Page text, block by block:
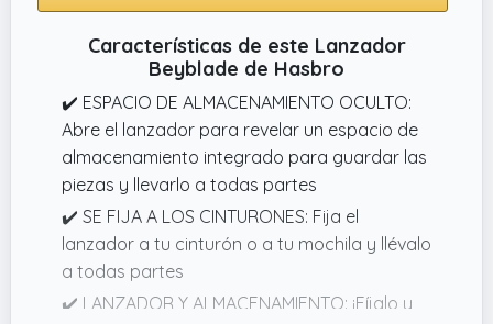
Características de este Lanzador
Beyblade de Hasbro
✔️ ESPACIO DE ALMACENAMIENTO OCULTO:
Abre el lanzador para revelar un espacio de
almacenamiento integrado para guardar las
piezas y llevarlo a todas partes
✔️ SE FIJA A LOS CINTURONES: Fija el
lanzador a tu cinturón o a tu mochila y llévalo
a todas partes
✔️ LANZADOR Y ALMACENAMIENTO: ¡Fíjalo y